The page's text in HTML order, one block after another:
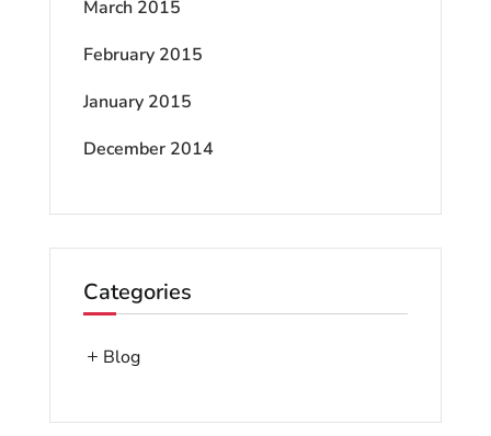
March 2015
February 2015
January 2015
December 2014
Categories
Blog